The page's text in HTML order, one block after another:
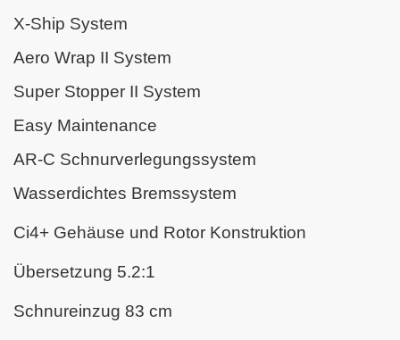
X-Ship System
Aero Wrap II System
Super Stopper II System
Easy Maintenance
AR-C Schnurverlegungssystem
Wasserdichtes Bremssystem
Ci4+ Gehäuse und Rotor Konstruktion
Übersetzung 5.2:1
Schnureinzug 83 cm